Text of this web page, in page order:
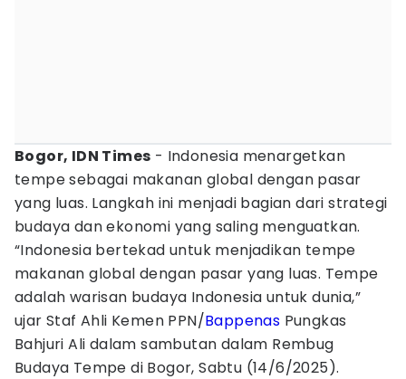
Bogor, IDN Times - Indonesia menargetkan
tempe sebagai makanan global dengan pasar
yang luas. Langkah ini menjadi bagian dari strategi
budaya dan ekonomi yang saling menguatkan.
“Indonesia bertekad untuk menjadikan tempe
makanan global dengan pasar yang luas. Tempe
adalah warisan budaya Indonesia untuk dunia,”
ujar Staf Ahli Kemen PPN/Bappenas Pungkas
Bahjuri Ali dalam sambutan dalam Rembug
Budaya Tempe di Bogor, Sabtu (14/6/2025).